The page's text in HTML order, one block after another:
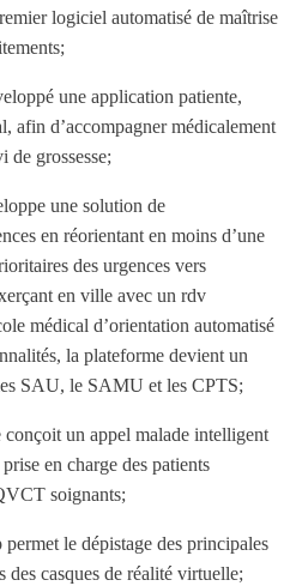
logiciel automatisé de maîtrise
une application patiente,
afin d’accompagner médicalement
de grossesse;
une solution de
en réorientant en moins d’une
des urgences vers
en ville avec un rdv
médical d’orientation automatisé
la plateforme devient un
SAU, le SAMU et les CPTS;
conçoit un appel malade intelligent
en charge des patients
soignants;
permet le dépistage des principales
des casques de réalité virtuelle;